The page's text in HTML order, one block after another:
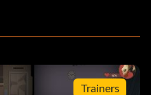
Trainers